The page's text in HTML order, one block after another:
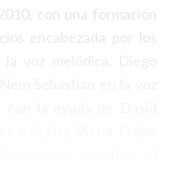
con una formación